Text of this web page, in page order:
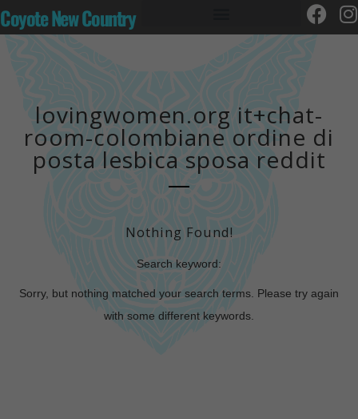
Coyote New Country
lovingwomen.org it+chat-
room-colombiane ordine di
posta lesbica sposa reddit
Nothing Found!
Search keyword:
Sorry, but nothing matched your search terms. Please try again
with some different keywords.